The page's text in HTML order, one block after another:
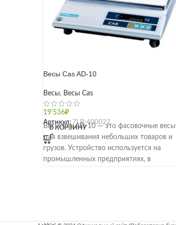
Весы Cas AD-10
Весы, Весы Cas
19'536₽
В КОРЗИНУ
Артикул: 7LB-400022
Весы Cas AD-10 — это фасовочные весы
для взвешивания небольших товаров и
грузов. Устройство используется на
промышленных предприятиях, в